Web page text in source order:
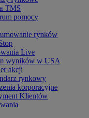
TMS
pomocy
rynków
Live
wyników w USA
akcji
rynkowy
korporacyjne
Klientów